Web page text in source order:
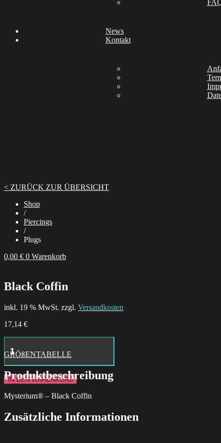
News
Kontakt
< ZURÜCK ZUR ÜBERSICHT
Shop
/
Piercings
/
Plugs
0,00 € 0 Warenkorb
Black Coffin
inkl. 19 % MwSt. zzgl. Versandkosten
17,14 €
Hustle
Butter
Deluxe
Tattoo
Aftercare
24x
Box
Menge
IN DEN WARENKORB
GRÖßENTABELLE
Produktbeschreibung
Mysterium® – Black Coffin
Zusätzliche Informationen